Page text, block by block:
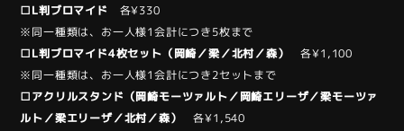
□L判ブロマイド
各¥330
※同一種類は、お一人様1会計につき5枚まで
□L判ブロマイド4枚セット（岡崎／梁／北村／森）
各¥1,100
※同一種類は、お一人様1会計につき2セットまで
□アクリルスタンド（岡崎モーツァルト／岡崎エリーザ／梁モーツァ
ルト／梁エリーザ／北村／森）
各¥1,540